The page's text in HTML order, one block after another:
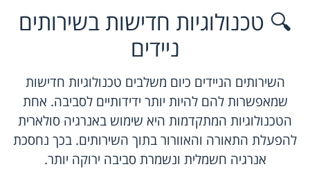
🔍 טכנולוגיות חדישות בשירותים
ניידים
השירותים הניידים כיום משלבים טכנולוגיות חדישות
שמאפשרות להם להיות יותר ידידותיים לסביבה. אחת
הטכנולוגיות המתקדמות היא שימוש באנרגיה סולארית
להפעלת התאורה והאוורור בתוך השירותים. בכך נחסכת
אנרגיה חשמלית ונשמרת סביבה ירוקה יותר.